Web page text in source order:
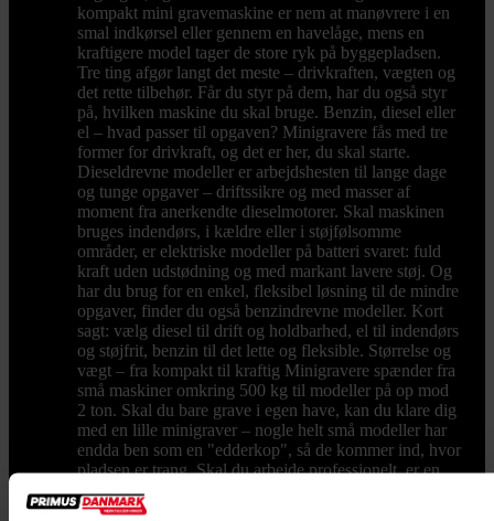
kompakt mini gravemaskine er nem at manøvrere i en
smal indkørsel eller gennem en havelåge, mens en
kraftigere model tager de store ryk på byggepladsen.
Tre ting afgør langt det meste – drivkraften, vægten og
det rette tilbehør. Får du styr på dem, har du også styr
på, hvilken maskine du skal bruge. Benzin, diesel eller
el – hvad passer til opgaven? Minigravere fås med tre
former for drivkraft, og det er her, du skal starte.
Dieseldrevne modeller er arbejdshesten til lange dage
og tunge opgaver – driftssikre og med masser af
moment fra anerkendte dieselmotorer. Skal maskinen
bruges indendørs, i kældre eller i støjfølsomme
områder, er elektriske modeller på batteri svaret: fuld
kraft uden udstødning og med markant lavere støj. Og
har du brug for en enkel, fleksibel løsning til de mindre
opgaver, finder du også benzindrevne modeller. Kort
sagt: vælg diesel til drift og holdbarhed, el til indendørs
og støjfrit, benzin til det lette og fleksible. Størrelse og
vægt – fra kompakt til kraftig Minigravere spænder fra
små maskiner omkring 500 kg til modeller på op mod
2 ton. Skal du bare grave i egen have, kan du klare dig
med en lille minigraver – nogle helt små modeller har
endda ben som en "edderkop", så de kommer ind, hvor
pladsen er trang. Skal du arbejde professionelt, er en
maskine på larvebånd fra omkring 1 ton og opefter det
rigtige valg, og langt de fleste opgaver kan løses med